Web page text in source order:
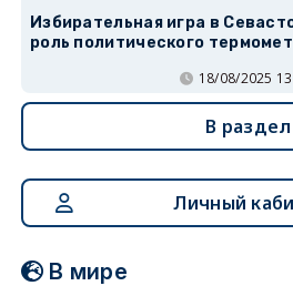
Избирательная игра в
роль политического
18/08/2025
В раздел
Личный
В мире